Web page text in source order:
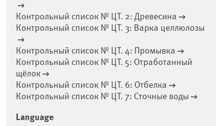
Контрольный список № ЦТ. 2: Древесина
Контрольный список № ЦТ. 3: Варка целлюлозы
Контрольный список № ЦТ. 4: Промывка
Контрольный список № ЦТ. 5: Отработанный
щёлок
Контрольный список № ЦТ. 6: Отбелка
Контрольный список № ЦТ. 7: Сточные воды
Language